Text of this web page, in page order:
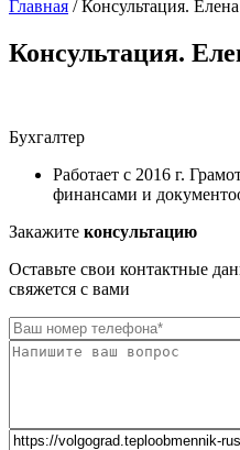
Главная / Консультация.
Консультация.
Бухгалтер
Работает с 2016 г.
финансами и
Закажите консультацию
Оставьте свои контактные
свяжется с вами
Телефон*
Комментарий